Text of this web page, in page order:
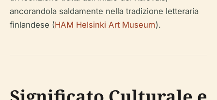
ancorandola saldamente nella tradizione letteraria
finlandese (HAM Helsinki Art Museum).